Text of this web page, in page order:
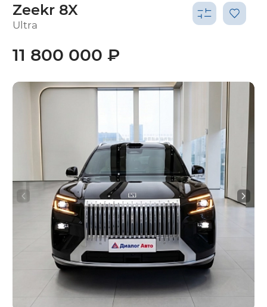
Zeekr 8X
Ultra
11 800 000 ₽